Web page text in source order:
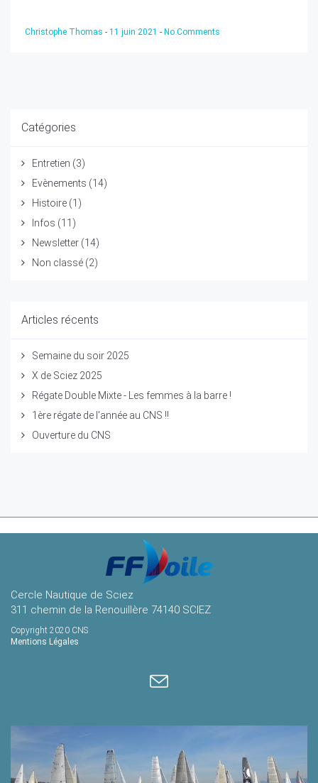
Christophe Thomas - 11 juin 2021 - No Comments
Catégories
Entretien (3)
Evènements (14)
Histoire (1)
Infos (11)
Newsletter (14)
Non classé (2)
Articles récents
Semaine du soir 2025
X de Sciez 2025
Régate Double Mixte - Les femmes à la barre !
1ère régate de l'année au CNS !!
Ouverture du CNS
Cercle Nautique de Sciez
311 chemin de la Renouillère 74140 SCIEZ
Copyright 2020 CNS
Mentions Légales